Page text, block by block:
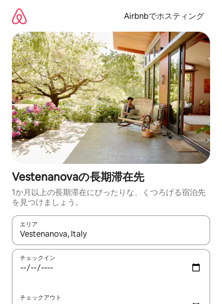
Airbnbでホスティング
Vestenanovaの長期滞在先
1か月以上の長期滞在にぴったりな、くつろげる宿泊先
を見つけましょう。
エリア
検索結果が表示されたら、上下の矢印キーを使って移動するか
チェックイン
チェックアウト